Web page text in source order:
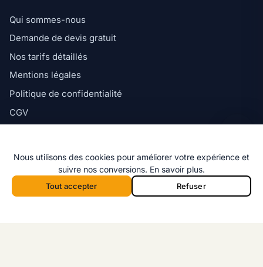
Qui sommes-nous
Demande de devis gratuit
Nos tarifs détaillés
Mentions légales
Politique de confidentialité
CGV
© 2026 Marseille Désinsectisation — Tous
f i x G
Nous utilisons des cookies pour améliorer votre expérience et
suivre nos conversions. En savoir plus.
Tout accepter Refuser